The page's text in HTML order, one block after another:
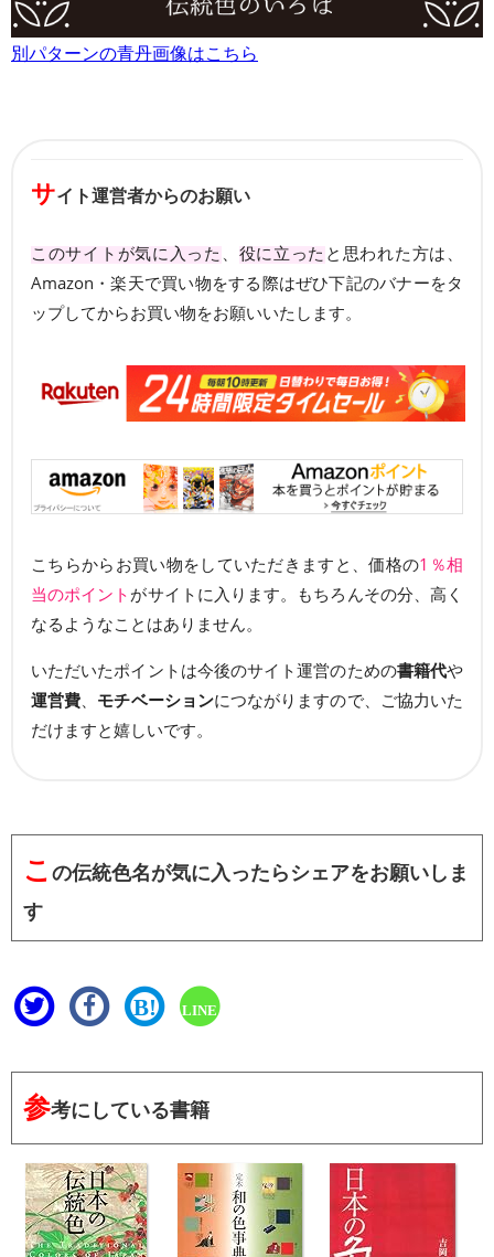
別パターンの青丹画像はこちら
サイト運営者からのお願い
このサイトが気に入った 、 役に立った と思われた方は、
Amazon・楽天で買い物をする際はぜひ下記のバナーをタ
ップしてからお買い物をお願いいたします。
こちらからお買い物をしていただきますと、価格の1％相
当のポイント がサイトに入ります。もちろんその分、高く
なるようなことはありません。
いただいたポイントは今後のサイト運営のための書籍代や
運営費
モチベーションにつながりますので、ご協力いた
だけますと嬉しいです。
こ の伝統色名が気に入ったらシェアをお願いしま
す
B! LINE
参考にしている書籍